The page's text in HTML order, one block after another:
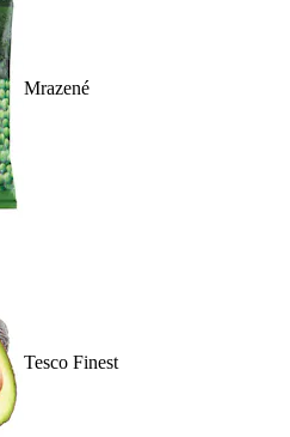
Mrazené
Tesco Finest